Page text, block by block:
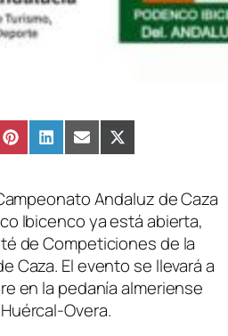
Compartir
en
PinterestCompartir
en
LinkedInCompartir
en
EmailCompartir
en
X
(Twitter)
Andaluz de Caza
Ibicenco ya está abierta,
de Competiciones de la
Caza. El evento se llevará a
en la pedanía almeriense
Overa.